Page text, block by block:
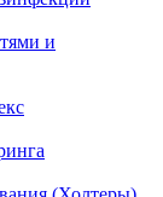
и